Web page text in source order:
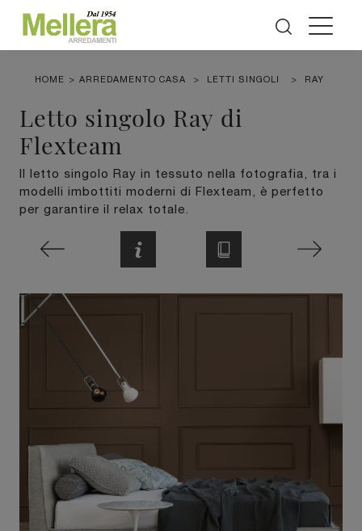
HOME > ARREDAMENTO CASA > LETTI SINGOLI > RAY
Letto singolo Ray di
Flexteam
Il letto singolo Ray in tessuto nella fotografia, tra i
modelli imbottiti moderni di Flexteam, è perfetto
per garantire il relax totale.